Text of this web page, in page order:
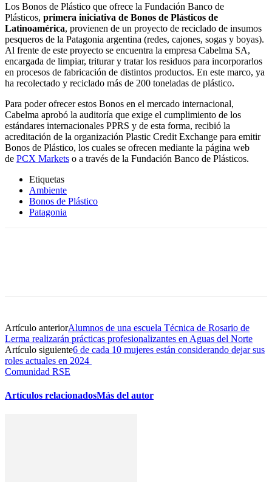
Los Bonos de Plástico que ofrece la Fundación Banco de
Plásticos, primera iniciativa de Bonos de Plásticos de
Latinoamérica, provienen de un proyecto de reciclado de insumos
pesqueros de la Patagonia argentina (redes, cajones, sogas y boyas).
Al frente de este proyecto se encuentra la empresa Cabelma SA,
encargada de limpiar, triturar y tratar los residuos para incorporarlos
en procesos de fabricación de distintos productos. En este marco, ya
ha recolectado y reciclado más de 200 toneladas de plástico.
Para poder ofrecer estos Bonos en el mercado internacional,
Cabelma aprobó la auditoría que exige el cumplimiento de los
estándares internacionales PPRS y de esta forma, recibió la
acreditación de la organización Plastic Credit Exchange para emitir
Bonos de Plástico, los cuales se ofrecen mediante la página web
de PCX Markets o a través de la Fundación Banco de Plásticos.
Etiquetas
Ambiente
Bonos de Plástico
Patagonia
Artículo anteriorAlumnos de una escuela Técnica de Rosario de
Lerma realizarán prácticas profesionalizantes en Aguas del Norte
Artículo siguiente6 de cada 10 mujeres están considerando dejar sus
roles actuales en 2024
Comunidad RSE
Artículos relacionadosMás del autor